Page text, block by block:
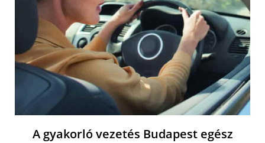
A gyakorló vezetés Budapest egész